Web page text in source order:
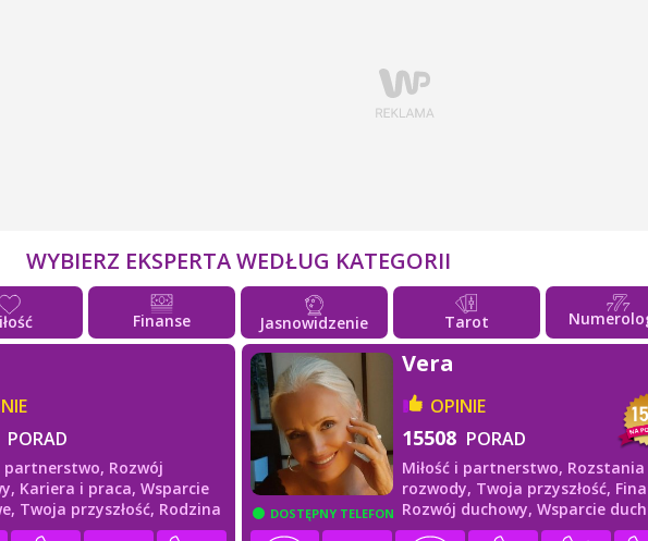
WYBIERZ EKSPERTA WEDŁUG KATEGORII
Finanse Jasnowidzenie Tarot
PORAD
partnerstwo, Rozwój
Kariera i praca,Wsparcie
Twoja przyszłość, Rodzina
DOSTĘPNY TELEFON
Vera
OPINIE
15508 PORAD
Miłość i partnerstwo,
rozwody, Twoja przyszłość,
Rozwój duchowy, Wsparcie